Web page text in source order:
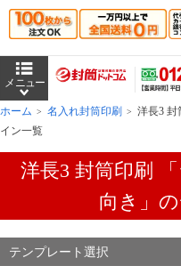
ホーム 名入れ封筒印刷
洋長3 封
イン一覧
洋長3 封筒印刷
向き」
テンプレート選択